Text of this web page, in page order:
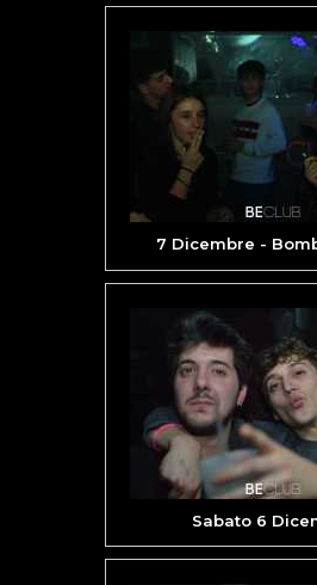
7 Dicembre -
Sabato 6